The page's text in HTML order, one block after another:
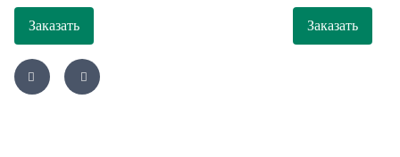
Заказать Заказать